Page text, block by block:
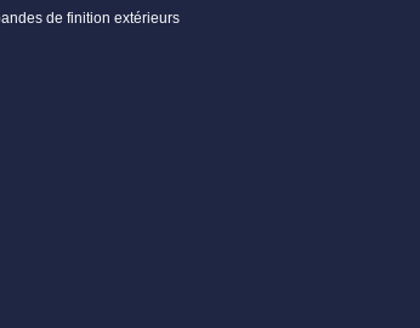
de finition extérieurs